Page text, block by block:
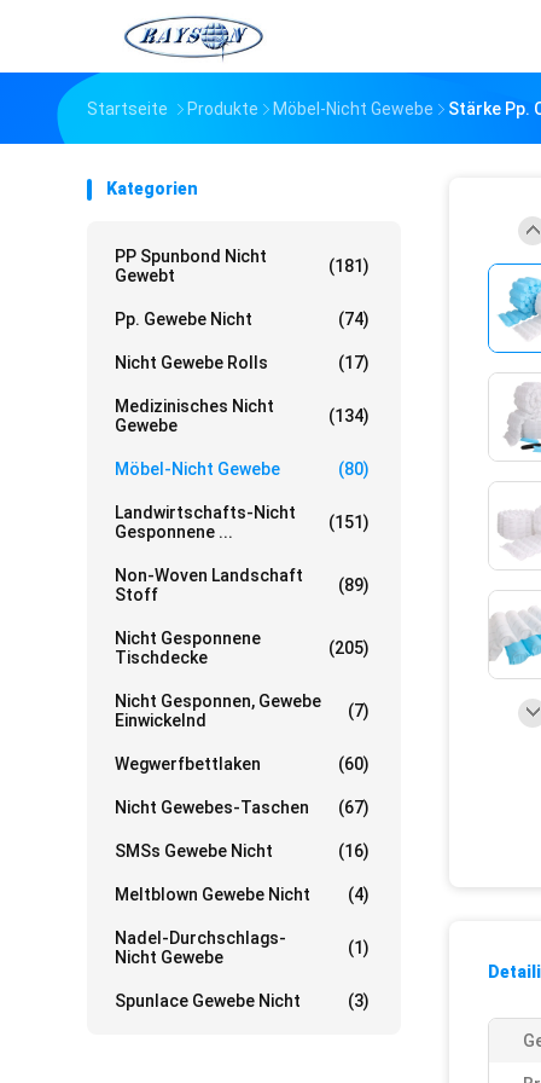
Startseite Produkte Möbel-Nicht Gewebe Stärke Pp.
Kategorien
PP Spunbond Nicht
Gewebt
(181)
Pp. Gewebe Nicht (74)
Nicht Gewebe Rolls (17)
Medizinisches Nicht
Gewebe
(134)
Möbel-Nicht Gewebe (80)
Landwirtschafts-Nicht
Gesponnene ...
(151)
Non-Woven Landschaft
Stoff
(89)
Nicht Gesponnene
Tischdecke
(205)
Nicht Gesponnen, Gewebe
Einwickelnd
(7)
Wegwerfbettlaken (60)
Nicht Gewebes-Taschen (67)
SMSs Gewebe Nicht (16)
Meltblown Gewebe Nicht (4)
Nadel-Durchschlags-
Nicht Gewebe
(1)
Spunlace Gewebe Nicht (3)